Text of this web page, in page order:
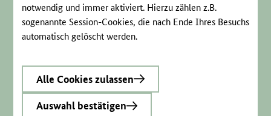
notwendig und immer aktiviert. Hierzu zählen z.B.
sogenannte Session-Cookies, die nach Ende Ihres Besuchs
automatisch gelöscht werden.
Alle Cookies zulassen
Auswahl bestätigen